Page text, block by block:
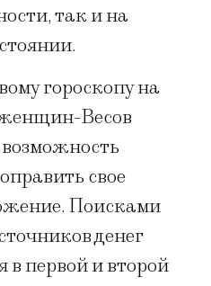
так и на
гороскопу на
Весов
свое
Поисками
денег
в первой и второй